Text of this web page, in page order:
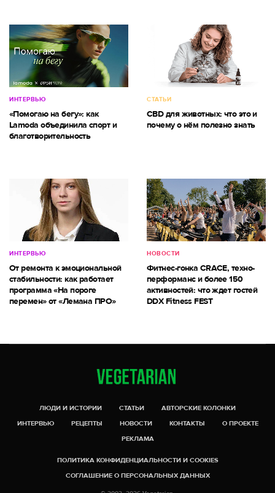
ИНТЕРВЬЮ
«Помогаю на бегу»: как
Lamoda объединила спорт и
благотворительность
СТАТЬИ
CBD для животных: что это и
почему о нём полезно знать
ИНТЕРВЬЮ
От ремонта к эмоциональной
стабильности: как работает
программа «На пороге
перемен» от «Лемана ПРО»
НОВОСТИ
Фитнес-гонка CRACE, техно-
перформанс и более 150
активностей: что ждет гостей
DDX Fitness FEST
ЛЮДИ И ИСТОРИИ СТАТЬИ
АВТОРСКИЕ КОЛОНКИ
ИНТЕРВЬЮ
РЕЦЕПТЫ НОВОСТИ КОНТАКТЫ
О ПРОЕКТЕ
РЕКЛАМА
ПОЛИТИКА КОНФИДЕНЦИАЛЬНОСТИ И COOKIES
СОГЛАШЕНИЕ О ПЕРСОНАЛЬНЫХ ДАННЫХ